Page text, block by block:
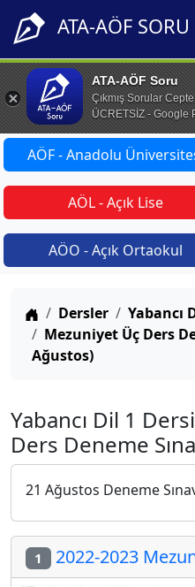
ATA-AÖF SORU
ATA-AÖF Soru
Çıkmış Sorular Cepte
ÜCRETSİZ - Google
AÖF - Anadolu
AÖL - Açık Lise
AÖO - Açık Ortaokul
Anasayfa
Dersler
Yabancı
Mezuniyet Üç Ders
Ağustos)
Yabancı Dil 1
Ders Deneme
21 Ağustos Deneme
1 2022-2023